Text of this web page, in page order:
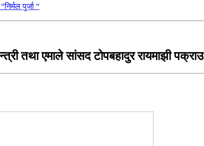
पुर्जा “
तथा एमाले सांसद टोपबहादुर रायमाझी पक्राउ